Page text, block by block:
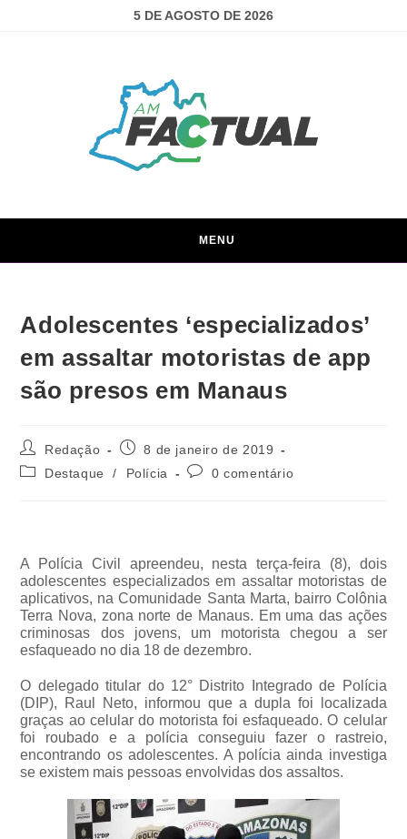
5 DE AGOSTO DE 2026
MENU
Adolescentes ‘especializados’
em assaltar motoristas de app
são presos em Manaus
Redação
8 de janeiro de 2019
Destaque
/ Polícia 0 comentário
A Polícia Civil apreendeu, nesta terça-feira (8), dois
adolescentes especializados em assaltar motoristas de
aplicativos, na Comunidade Santa Marta, bairro Colônia
Terra Nova, zona norte de Manaus. Em uma das ações
criminosas dos jovens, um motorista chegou a ser
esfaqueado no dia 18 de dezembro.
O delegado titular do 12° Distrito Integrado de Polícia
(DIP), Raul Neto, informou que a dupla foi localizada
graças ao celular do motorista foi esfaqueado. O celular
foi roubado e a polícia conseguiu fazer o rastreio,
encontrando os adolescentes. A polícia ainda investiga
se existem mais pessoas envolvidas dos assaltos.